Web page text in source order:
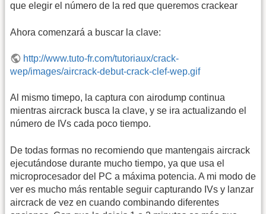
que elegir el número de la red que queremos crackear
Ahora comenzará a buscar la clave:
http://www.tuto-fr.com/tutoriaux/crack-
wep/images/aircrack-debut-crack-clef-wep.gif
Al mismo timepo, la captura con airodump continua
mientras aircrack busca la clave, y se ira actualizando el
número de IVs cada poco tiempo.
De todas formas no recomiendo que mantengais aircrack
ejecutándose durante mucho tiempo, ya que usa el
microprocesador del PC a máxima potencia. A mi modo de
ver es mucho más rentable seguir capturando IVs y lanzar
aircrack de vez en cuando combinando diferentes